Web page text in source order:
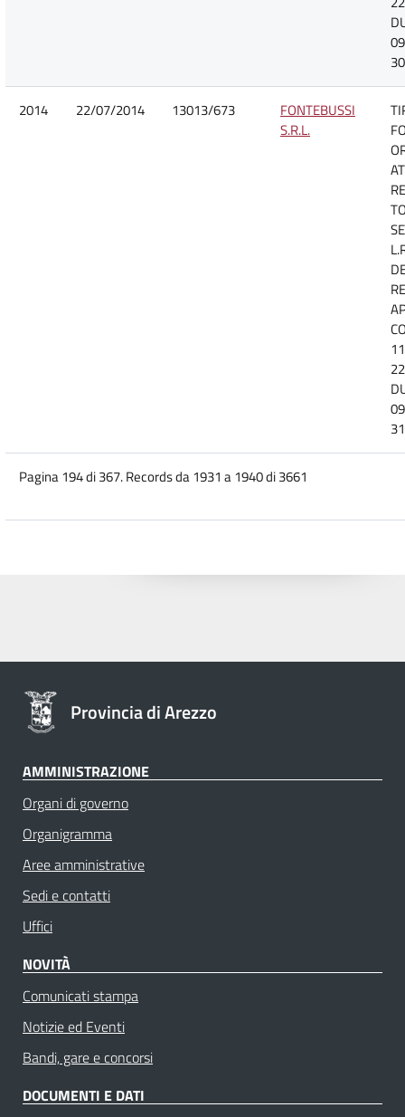
2014 22/07/2014 13013/673
FONTEBUSSI
S.R.L.
Pagina 194 di 367. Records da 1931 a 1940 di 3661
Provincia di Arezzo
AMMINISTRAZIONE
Organi di governo
Organigramma
Aree amministrative
Sedi e contatti
Uffici
NOVITÀ
Comunicati stampa
Notizie ed Eventi
Bandi, gare e concorsi
DOCUMENTI E DATI